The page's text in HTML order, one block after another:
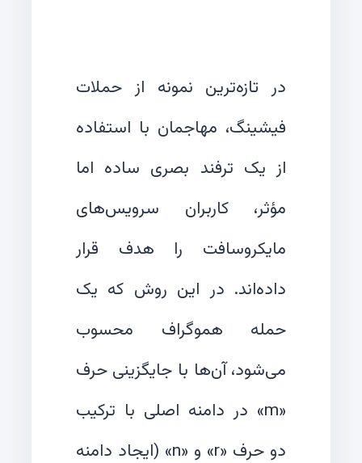
در تازه‌ترین نمونه از حملات
فیشینگ، مهاجمان با استفاده
از یک ترفند بصری ساده اما
مؤثر، کاربران سرویس‌های
مایکروسافت را هدف قرار
داده‌اند. در این روش که یک
حمله هموگراف محسوب
می‌شود، آن‌ها با جایگزینی حرف
«m» در دامنه اصلی با ترکیب
دو حرف «r» و «n» (ایجاد دامنه